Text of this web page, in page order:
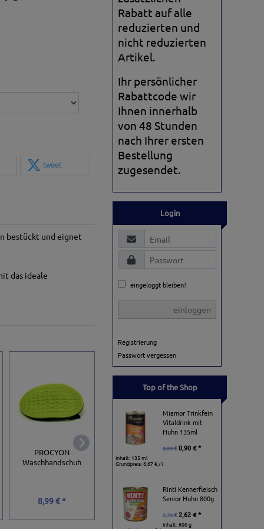
tweet
bestückt und eignet
das ideale
PROCYON
Waschhandschuh
8,99 € *
Trixie Kurzhaar-Fell-
Entwirrer aus Bambus
6,99 €4,81 € *
Rabatt auf alle
reduzierten und
nicht reduzierten
Artikel.
Ihr persönlicher
Rabattcode wir
Ihnen innerhalb
von 48 Stunden
nach Ihrer ersten
Bestellung
zugesendet.
Login
eingeloggt bleiben?
einloggen
Registrierung
Passwort vergessen
Top of the Shop
Miamor Trinkfein
Vitaldrink mit
Huhn 135ml
0,99 € 0,90 € *
Inhalt: 135 ml
Grundpreis:6,67 € / l
Rinti Kennerfleisch
Senior Huhn 800g
2,79 € 2,62 € *
Inhalt: 800 g